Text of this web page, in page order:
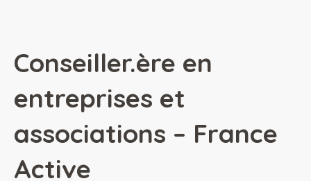
Conseiller.ère en
entreprises et
associations – France
Active